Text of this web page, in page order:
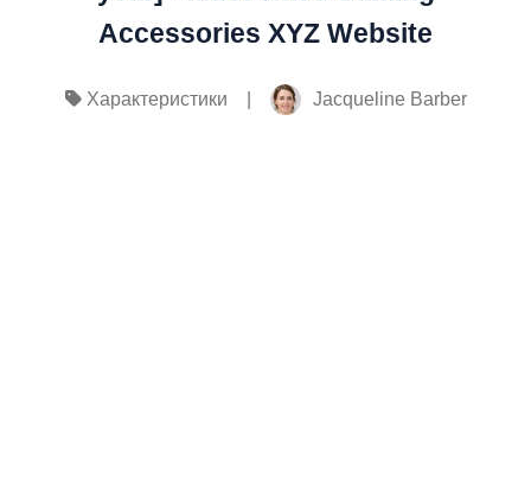
Accessories XYZ Website
Характеристики Jacqueline Barber